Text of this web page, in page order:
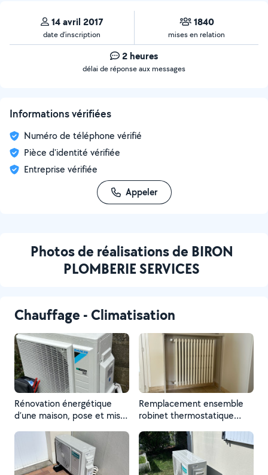
14 avril 2017
date d’inscription
1840
mises en relation
2 heures
délai de réponse aux messages
Informations vérifiées
Numéro de téléphone vérifié
Pièce d'identité vérifiée
Entreprise vérifiée
Appeler
Photos de réalisations de BIRON
PLOMBERIE SERVICES
Chauffage - Climatisation
Rénovation énergétique
d’une maison, pose et mise
chaleur air eau
Remplacement ensemble
robinet thermostatique
en peinture et repose du
radiateur fonte.